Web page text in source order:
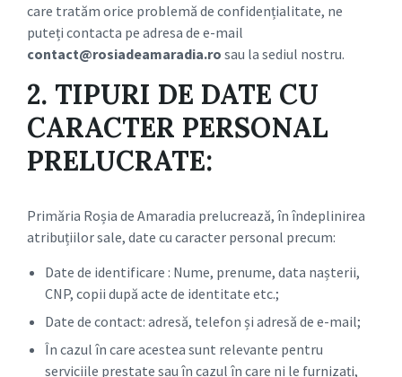
care tratăm orice problemă de confidențialitate, ne
puteți contacta pe adresa de e-mail
contact@rosiadeamaradia.ro sau la sediul nostru.
2. TIPURI DE DATE CU
CARACTER PERSONAL
PRELUCRATE:
Primăria Roșia de Amaradia prelucrează, în îndeplinirea
atribuțiilor sale, date cu caracter personal precum:
Date de identificare : Nume, prenume, data nașterii,
CNP, copii după acte de identitate etc.;
Date de contact: adresă, telefon și adresă de e-mail;
În cazul în care acestea sunt relevante pentru
serviciile prestate sau în cazul în care ni le furnizați,